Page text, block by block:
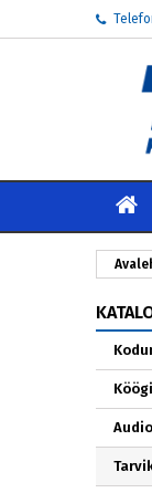
Audio